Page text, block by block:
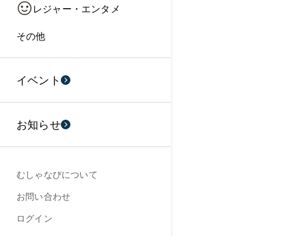
レジャー・エンタメ
その他
イベント
お知らせ
むしゃなびについて
お問い合わせ
ログイン